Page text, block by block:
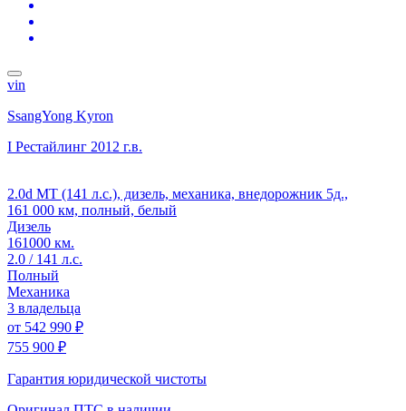
vin
SsangYong Kyron
I Рестайлинг 2012 г.в.
2.0d MT (141 л.с.), дизель, механика, внедорожник 5д.,
161 000 км, полный, белый
Дизель
161000 км.
2.0 / 141 л.с.
Полный
Механика
3 владельца
от 542 990 ₽
755 900 ₽
Гарантия юридической чистоты